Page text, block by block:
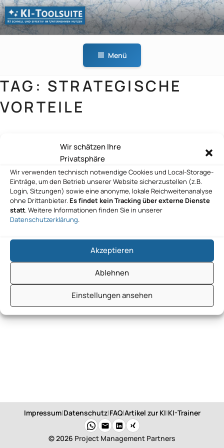
Wir schätzen Ihre
Privatsphäre
Wir verwenden technisch notwendige Cookies und Local-Storage-
Einträge, um den Betrieb unserer Website sicherzustellen (z.B.
Login, Sitzungen) sowie eine anonyme, lokale Reichweitenanalyse
ohne Drittanbieter. Es findet kein Tracking über externe Dienste
statt. Weitere Informationen finden Sie in unserer
Datenschutzerklärung.
Akzeptieren
Ablehnen
Einstellungen ansehen
Zum
Inhalt
springen
KI-
Menü
TAG: STRATEGISCHE
VORTEILE
Dittrich & Partner Consulting GmbH
Impressum|Datenschutz|FAQ|Artikel zur KI|KI-Trainer
© 2026 Project Management Partners